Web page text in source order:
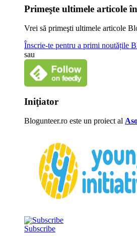
Primeşte ultimele articole
Vrei să primeşti ultimele articole
Înscrie-te pentru a primi noutățile
sau
Iniţiator
Blogunteer.ro este un proiect al
Subscribe